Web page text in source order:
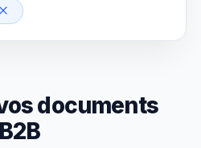
documents